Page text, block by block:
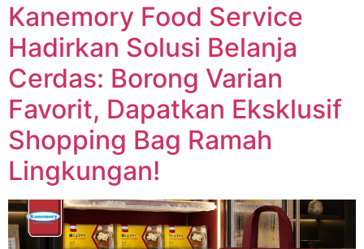
Kanemory Food Service
Hadirkan Solusi Belanja
Cerdas: Borong Varian
Favorit, Dapatkan Eksklusif
Shopping Bag Ramah
Lingkungan!